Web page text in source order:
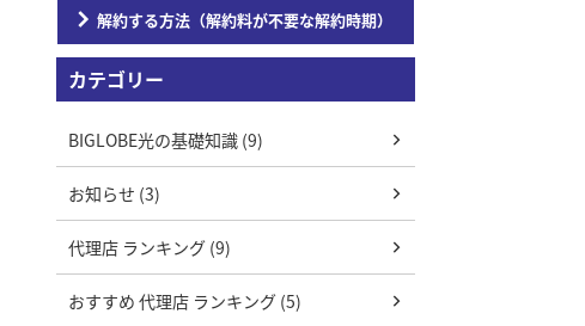
解約する方法（解約料が不要な解約時期）
カテゴリー
BIGLOBE光の基礎知識 (9)
お知らせ (3)
代理店 ランキング (9)
おすすめ 代理店 ランキング (5)